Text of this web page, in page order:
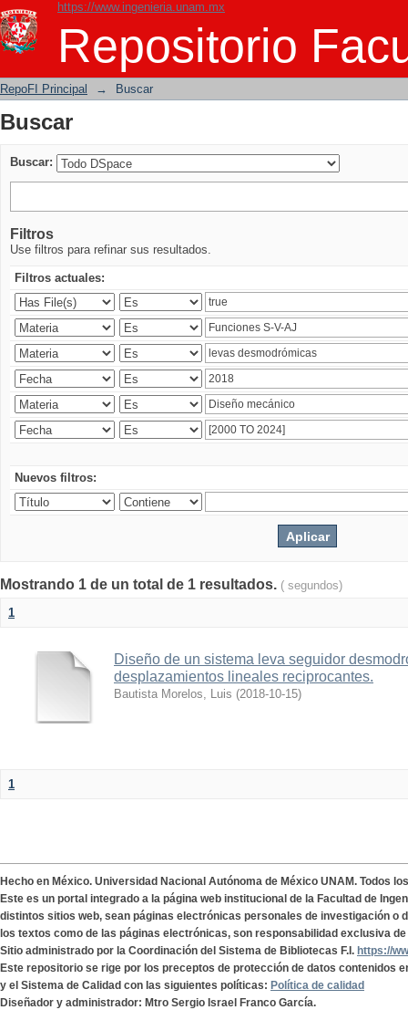
https://www.ingenieria.unam.mx
Repositorio
Buscar
RepoFI Principal → Buscar
Buscar
Buscar:
Filtros
Use filtros para refinar sus resultados.
Filtros actuales:
Nuevos filtros:
Mostrando 1 de un total de 1 resultados. ( segundos)
1
Diseño de un sistema leva seguidor
desplazamientos lineales reciprocantes.
Bautista Morelos, Luis (2018-10-15)
1
Hecho en México. Universidad Nacional Autónoma de México UNAM. Todos
Este es un portal integrado a la página web institucional de la Facultad de
distintos sitios web, sean páginas electrónicas personales de investigación o
los textos como de las páginas electrónicas, son responsabilidad exclusiva
Sitio administrado por la Coordinación del Sistema de Bibliotecas F.I. https://
Este repositorio se rige por los preceptos de protección de datos contenidos
y el Sistema de Calidad con las siguientes políticas: Política de calidad
Diseñador y administrador: Mtro Sergio Israel Franco García.